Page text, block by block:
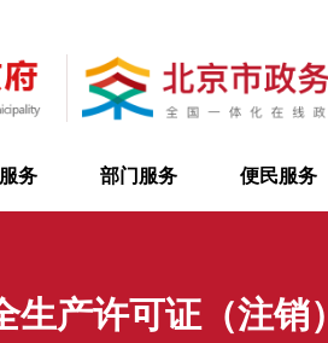
务 部门服务 便民服务
生产许可证（注销）